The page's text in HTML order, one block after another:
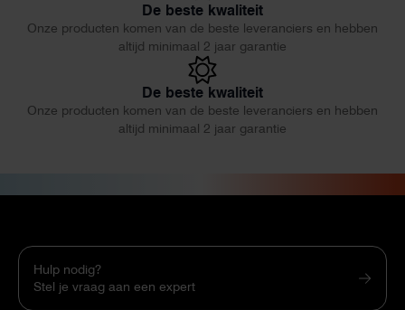
De beste kwaliteit
Onze producten komen van de beste leveranciers en hebben
altijd minimaal 2 jaar garantie
De beste kwaliteit
Onze producten komen van de beste leveranciers en hebben
altijd minimaal 2 jaar garantie
Hulp nodig?
Stel je vraag aan een expert